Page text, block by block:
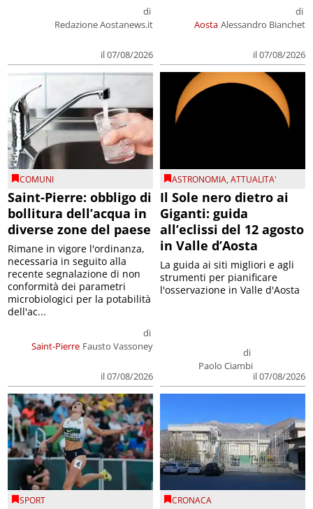
di
Redazione Aostanews.it
il 07/08/2026
Aosta
di
Alessandro Bianchet
il 07/08/2026
COMUNI
Saint-Pierre: obbligo di
bollitura dell’acqua in
diverse zone del paese
Saint-Pierre
di
Fausto Vassoney
il 07/08/2026
Rimane in vigore l'ordinanza,
necessaria in seguito alla
recente segnalazione di non
conformità dei parametri
microbiologici per la potabilità
dell'ac...
ASTRONOMIA,ATTUALITA'
Il Sole nero dietro ai
Giganti: guida
all’eclissi del 12 agosto
in Valle d’Aosta
di
Paolo Ciambi
il 07/08/2026
La guida ai siti migliori e agli
strumenti per pianificare
l'osservazione in Valle d'Aosta
SPORT CRONACA